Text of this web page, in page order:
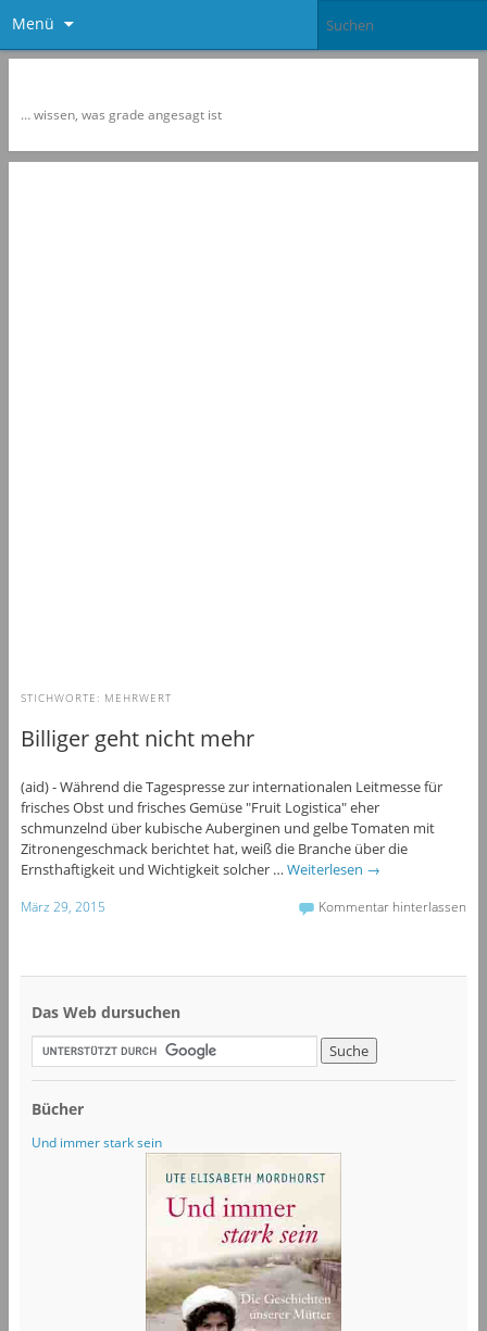
Menü
… wissen, was grade angesagt ist
STICHWORTE: MEHRWERT
Billiger geht nicht mehr
(aid) - Während die Tagespresse zur internationalen Leitmesse für
frisches Obst und frisches Gemüse "Fruit Logistica" eher
schmunzelnd über kubische Auberginen und gelbe Tomaten mit
Zitronengeschmack berichtet hat, weiß die Branche über die
Ernsthaftigkeit und Wichtigkeit solcher … Weiterlesen →
März 29, 2015 Kommentar hinterlassen
Das Web dursuchen
Bücher
Und immer stark sein